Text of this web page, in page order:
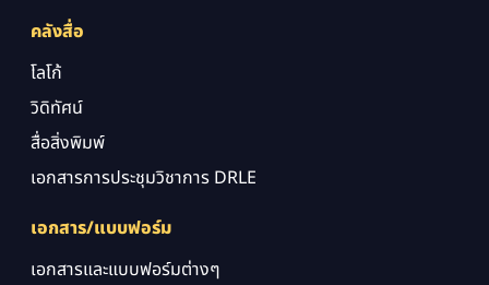
คลังสื่อ
โลโก้
วิดิทัศน์
สื่อสิ่งพิมพ์
เอกสารการประชุมวิชาการ DRLE
เอกสาร/แบบฟอร์ม
เอกสารและแบบฟอร์มต่างๆ